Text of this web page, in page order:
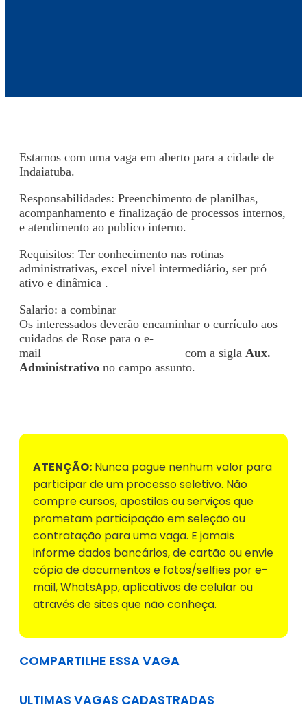
Estamos com uma vaga em aberto para a cidade de
Indaiatuba.
Responsabilidades: Preenchimento de planilhas,
acompanhamento e finalização de processos internos,
e atendimento ao publico interno.
Requisitos: Ter conhecimento nas rotinas
administrativas, excel nível intermediário, ser pró
ativo e dinâmica .
Salario: a combinar
Os interessados deverão encaminhar o currículo aos
cuidados de Rose para o e-
mail
com a sigla Aux.
Administrativo no campo assunto.
ATENÇÃO: Nunca pague nenhum valor para
participar de um processo seletivo. Não
compre cursos, apostilas ou serviços que
prometam participação em seleção ou
contratação para uma vaga. E jamais
informe dados bancários, de cartão ou envie
cópia de documentos e fotos/selfies por e-
mail, WhatsApp, aplicativos de celular ou
através de sites que não conheça.
COMPARTILHE ESSA VAGA
ULTIMAS VAGAS CADASTRADAS